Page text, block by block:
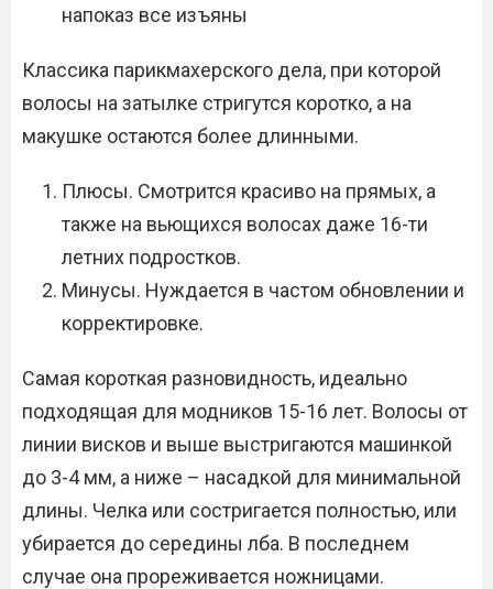
напоказ все изъяны
Классика парикмахерского дела, при которой
волосы на затылке стригутся коротко, а на
макушке остаются более длинными.
Плюсы. Смотрится красиво на прямых, а
также на вьющихся волосах даже 16-ти
летних подростков.
Минусы. Нуждается в частом обновлении и
корректировке.
Самая короткая разновидность, идеально
подходящая для модников 15-16 лет. Волосы от
линии висков и выше выстригаются машинкой
до 3-4 мм, а ниже – насадкой для минимальной
длины. Челка или состригается полностью, или
убирается до середины лба. В последнем
случае она прореживается ножницами.